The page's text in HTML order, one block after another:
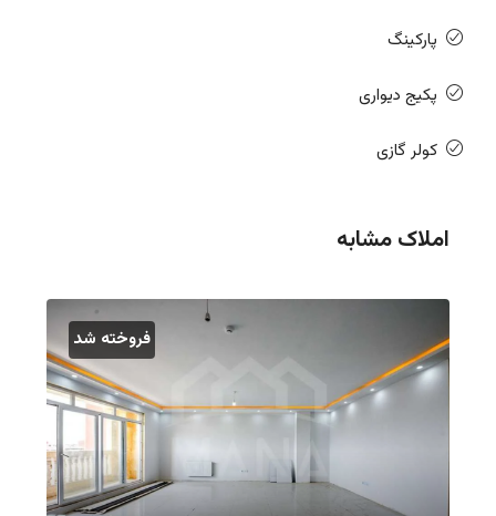
پارکینگ
پکیج دیواری
کولر گازی
املاک مشابه
فروخته شد